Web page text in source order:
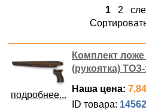
1 2
подробнее...
Комплект
(рукоятка)
Наша цена:
ID товара: 14562